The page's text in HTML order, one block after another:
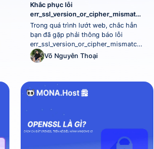
Khắc phục lỗi
err_ssl_version_or_cipher_mismatch
nhanh chóng
Trong quá trình lướt web, chắc hẳn
bạn đã gặp phải thông báo lỗi
err_ssl_version_or_cipher_mismatch.
Đừng quá lo lắng vì đây là một sự cố
khá thường gặp trong các kết nối
tương thích giữa trình duyệt và máy
chủ trong việc sử dụng các phiên
Võ Nguyên Thoại